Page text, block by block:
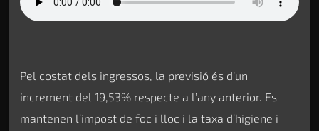
Pel costat dels ingressos, la previsió és d’un
increment del 19,53% respecte a l’any anterior. Es
mantenen l’impost de foc i lloc i la taxa d’higiene i